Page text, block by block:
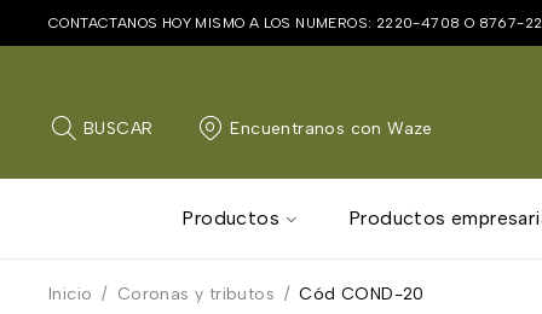
CONTACTANOS HOY MISMO A LOS NUMEROS: 2220-4708 O 8767-
BUSCAR Encuentranos con Waze
Productos Productos
Inicio / Coronas y tributos / Cód COND-20